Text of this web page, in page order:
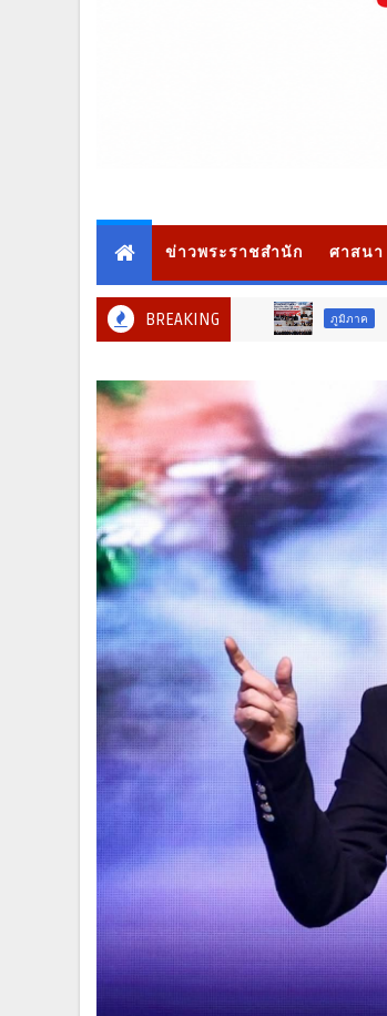
ข่าวพระราชสำนัก ศาสนา
BREAKING